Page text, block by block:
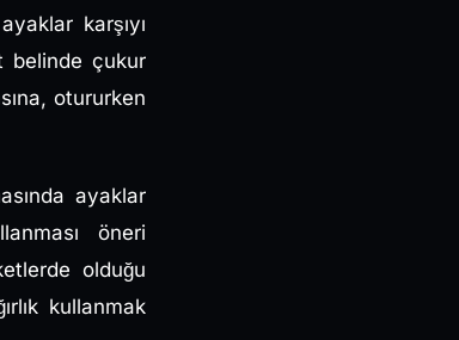
karşıyı
belinde çukur
otururken
ayaklar
öneri
olduğu
kullanmak